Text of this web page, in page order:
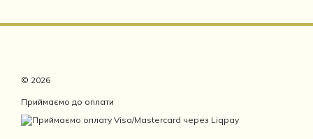
© 2026
Приймаємо до оплати